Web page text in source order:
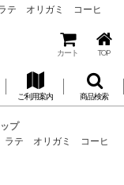
テ オリガミ コーヒ
カート TOP
ご利用案内 商品検索
プ
ラテ オリガミ コーヒ